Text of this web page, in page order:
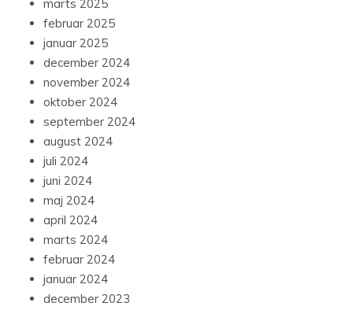
marts 2025
februar 2025
januar 2025
december 2024
november 2024
oktober 2024
september 2024
august 2024
juli 2024
juni 2024
maj 2024
april 2024
marts 2024
februar 2024
januar 2024
december 2023